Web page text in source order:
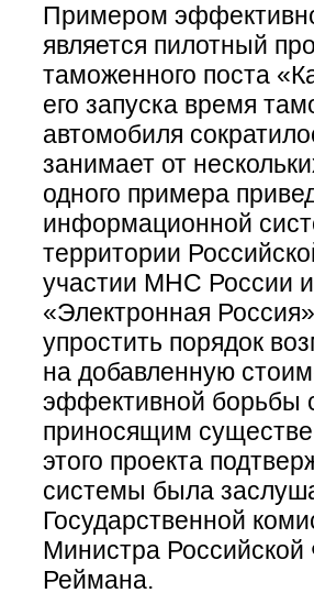
Примером
является пилотный
таможенного поста
его запуска время
автомобиля
занимает от
одного примера
информационной
территории
участии МНС России
«Электронная
упростить порядок
на добавленную
эффективной борьбы
приносящим
этого проекта
системы была
Государственной
Министра
Реймана.